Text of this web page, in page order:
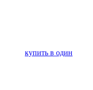
купить в один